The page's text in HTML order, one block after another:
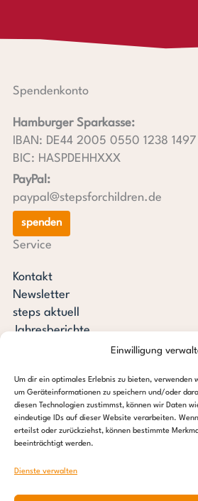
Einwilligung
Um dir ein optimales Erlebnis zu bieten, verwenden
um Geräteinformationen zu speichern und/oder
diesen Technologien zustimmst, können wir Daten
eindeutige IDs auf dieser Website verarbeiten.
erteilst oder zurückziehst, können bestimmte
beeinträchtigt werden.
Dienste verwalten
Spendenkonto
Hamburger Sparkasse:
IBAN: DE44 2005 0550 1238
BIC: HASPDEHHXXX
PayPal:
paypal@stepsforchildren.de
spenden
Service
Kontakt
Newsletter
steps aktuell
Jahresberichte
Pressespiegel
Stiftung steps for children
c/o Regus Altona
22765 Hamburg
Tel: +49 (0) 40 389 027 – 88